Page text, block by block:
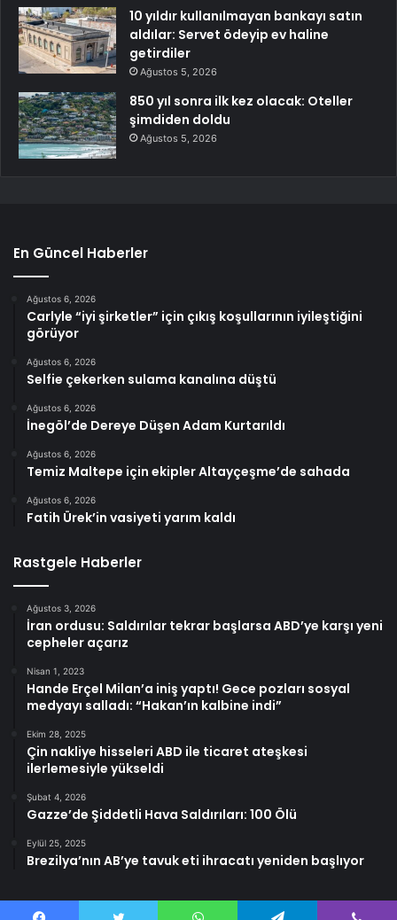
10 yıldır kullanılmayan bankayı satın
aldılar: Servet ödeyip ev haline
getirdiler
Ağustos 5, 2026
850 yıl sonra ilk kez olacak: Oteller
şimdiden doldu
Ağustos 5, 2026
En Güncel Haberler
Ağustos 6, 2026
Carlyle “iyi şirketler” için çıkış koşullarının iyileştiğini
görüyor
Ağustos 6, 2026
Selfie çekerken sulama kanalına düştü
Ağustos 6, 2026
İnegöl’de Dereye Düşen Adam Kurtarıldı
Ağustos 6, 2026
Temiz Maltepe için ekipler Altayçeşme’de sahada
Ağustos 6, 2026
Fatih Ürek’in vasiyeti yarım kaldı
Rastgele Haberler
Ağustos 3, 2026
İran ordusu: Saldırılar tekrar başlarsa ABD’ye karşı yeni
cepheler açarız
Nisan 1, 2023
Hande Erçel Milan’a iniş yaptı! Gece pozları sosyal
medyayı salladı: “Hakan’ın kalbine indi”
Ekim 28, 2025
Çin nakliye hisseleri ABD ile ticaret ateşkesi
ilerlemesiyle yükseldi
Şubat 4, 2026
Gazze’de Şiddetli Hava Saldırıları: 100 Ölü
Eylül 25, 2025
Brezilya’nın AB’ye tavuk eti ihracatı yeniden başlıyor